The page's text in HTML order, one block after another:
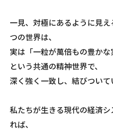
一見、対極にあるように見
つの世界は、
実は「一粒が萬倍もの豊かな
という共通の精神世界で、
深く強く一致し、結びついて
私たちが生きる現代の経済
れば、